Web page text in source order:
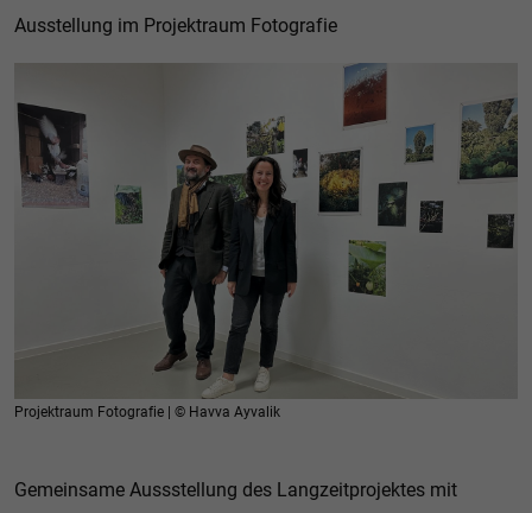
Ausstellung im Projektraum Fotografie
Projektraum Fotografie | © Havva Ayvalik
Gemeinsame Aussstellung des Langzeitprojektes mit